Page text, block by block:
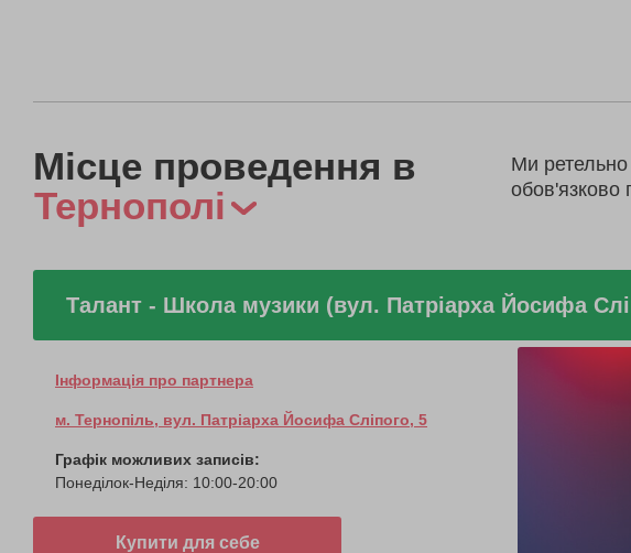
Місце проведення в
Тернополі
Ми ретельно
обов'язково
Талант - Школа музики (вул. Патріарха Йосифа
Інформація про партнера
м. Тернопіль, вул. Патріарха Йосифа Сліпого, 5
Графік можливих записів:
Понеділок-Неділя: 10:00-20:00
Купити для себе